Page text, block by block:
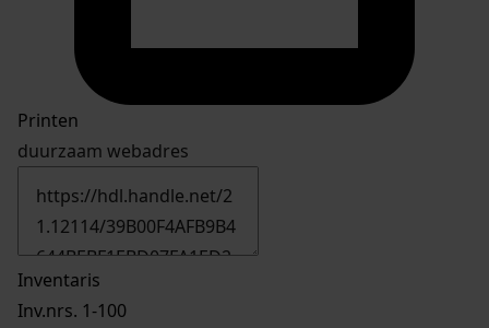
Printen
duurzaam webadres
Inventaris
Inv.nrs. 1-100